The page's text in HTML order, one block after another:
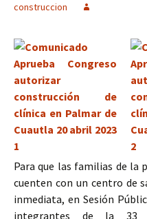
construccion
Para que las familias de la
cuenten con un centro de
inmediata, en Sesión
integrantes de la 33